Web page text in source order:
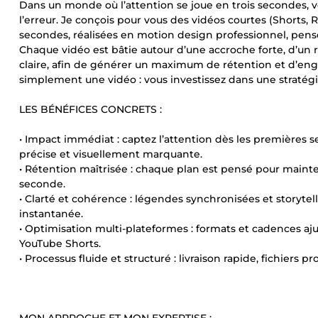
Dans un monde où l’attention se joue en trois secondes,
l’erreur. Je conçois pour vous des vidéos courtes (Shorts,
secondes, réalisées en motion design professionnel,
Chaque vidéo est bâtie autour d’une accroche forte,
claire, afin de générer un maximum de rétention et
simplement une vidéo : vous investissez dans une
LES BÉNÉFICES CONCRETS :
• Impact immédiat : captez l’attention dès les premières
précise et visuellement marquante.
• Rétention maîtrisée : chaque plan est pensé pour
seconde.
• Clarté et cohérence : légendes synchronisées et
instantanée.
• Optimisation multi-plateformes : formats et cadences
YouTube Shorts.
• Processus fluide et structuré : livraison rapide, fichiers